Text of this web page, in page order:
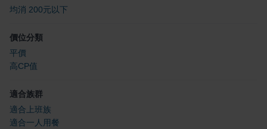
均消 200元以下
價位分類
平價
高CP值
適合族群
適合上班族
適合一人用餐